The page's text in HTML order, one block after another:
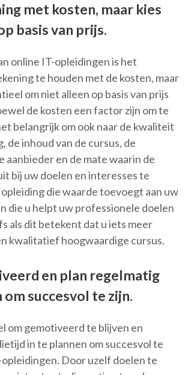
met kosten, maar kies
basis van prijs.
online IT-opleidingen is het
te houden met de kosten, maar
om niet alleen op basis van prijs
de kosten een factor zijn om te
belangrijk om ook naar de kwaliteit
de inhoud van de cursus, de
aanbieder en de mate waarin de
bij uw doelen en interesses te
opleiding die waarde toevoegt aan uw
die u helpt uw professionele doelen
als dit betekent dat u iets meer
kwalitatief hoogwaardige cursus.
en plan regelmatig
succesvol te zijn.
om gemotiveerd te blijven en
in te plannen om succesvol te
opleidingen. Door uzelf doelen te